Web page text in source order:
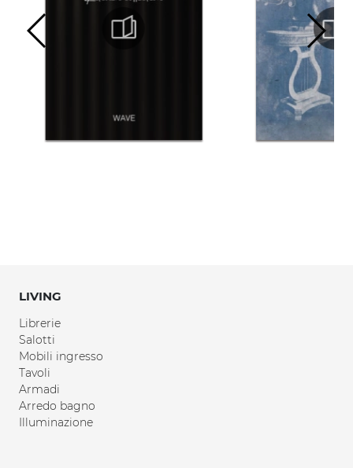
LIVING
Librerie
Salotti
Mobili ingresso
Tavoli
Armadi
Arredo bagno
Illuminazione